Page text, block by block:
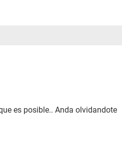
es posible.. Anda olvidandote